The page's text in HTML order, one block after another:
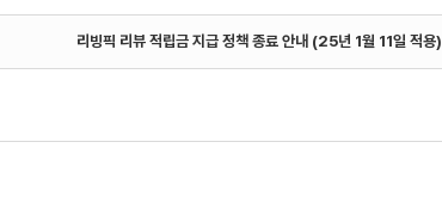
리빙픽 리뷰 적립금 지급 정책 종료 안내 (25년 1월 11일 적용)